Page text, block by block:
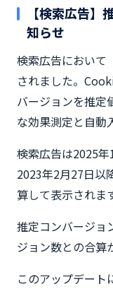
【検索広告】
知らせ
検索広告において
されました。
バージョンを推定
な効果測定と自動
検索広告は2025
2023年2月27日以
算して表示されま
推定コンバージョ
ジョン数との合算
このアップデート